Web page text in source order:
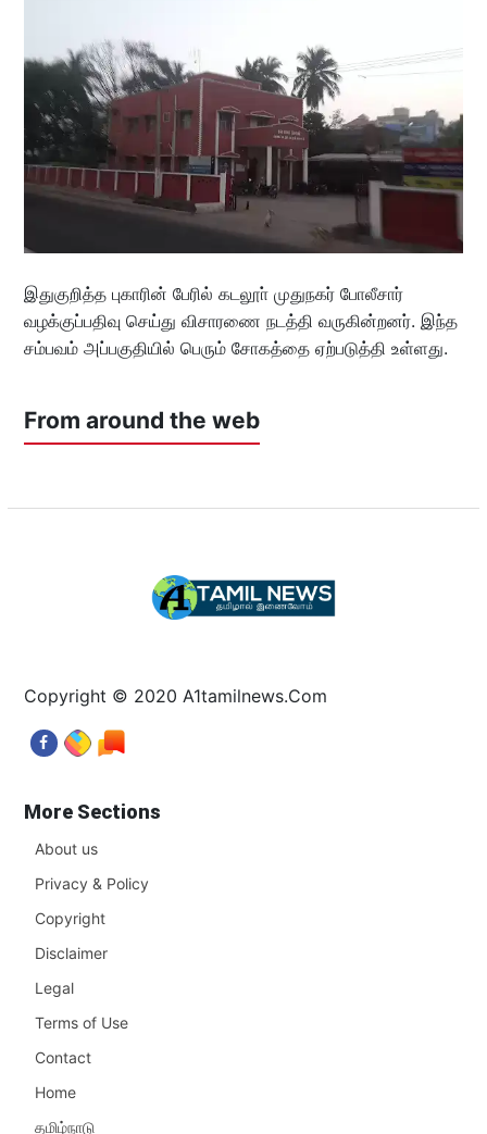
இதுகுறித்த புகாரின் பேரில் கடலூா் முதுநகர் போலீசார்
வழக்குப்பதிவு செய்து விசாரணை நடத்தி வருகின்றனர். இந்த
சம்பவம் அப்பகுதியில் பெரும் சோகத்தை ஏற்படுத்தி உள்ளது.
From around the web
Copyright © 2020 A1tamilnews.Com
More Sections
About us
Privacy & Policy
Copyright
Disclaimer
Legal
Terms of Use
Contact
Home
தமிழ்நாடு